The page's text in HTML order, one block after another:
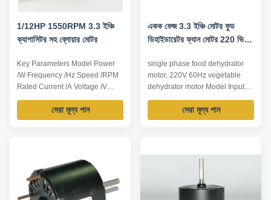
1/12HP 1550RPM 3.3 ইঞ্চি
ক্যাপাসিটর সহ ব্লোয়ার মোটর
Key Parameters Model Power
/W Frequency /Hz Speed /RPM
Rated Current /A Voltage /V
YDK82-63-4 63 60 1550 1.1/0.6
115/230 Ps: All dimension can
be customized according to
customer’s request 2. Stator
height can be any ...
সেরা মূল্য পান
একক ফেজ 3.3 ইঞ্চি মোটর ফুড
ডিহাইডারেটর ফ্যান মোটর 220 ভি
single phase food dehydrator
motor, 220V 60Hz vegetable
dehydrator motor Model Input
power /W Voltage /V Frequency
/Hz Rated current /A
Capacitance /μF/V Insulation
Single phase asynchronous
technical performance ...
সেরা মূল্য পান